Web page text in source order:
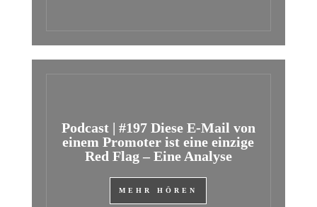
Podcast | #197 Diese E-Mail von
einem Promoter ist eine einzige
Red Flag – Eine Analyse
MEHR HÖREN